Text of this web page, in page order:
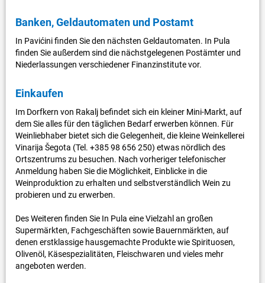
Banken, Geldautomaten und Postamt
In Pavićini finden Sie den nächsten Geldautomaten. In Pula
finden Sie außerdem sind die nächstgelegenen Postämter und
Niederlassungen verschiedener Finanzinstitute vor.
Einkaufen
Im Dorfkern von Rakalj befindet sich ein kleiner Mini-Markt, auf
dem Sie alles für den täglichen Bedarf erwerben können. Für
Weinliebhaber bietet sich die Gelegenheit, die kleine Weinkellerei
Vinarija Šegota (Tel. +385 98 656 250) etwas nördlich des
Ortszentrums zu besuchen. Nach vorheriger telefonischer
Anmeldung haben Sie die Möglichkeit, Einblicke in die
Weinproduktion zu erhalten und selbstverständlich Wein zu
probieren und zu erwerben.
Des Weiteren finden Sie In Pula eine Vielzahl an großen
Supermärkten, Fachgeschäften sowie Bauernmärkten, auf
denen erstklassige hausgemachte Produkte wie Spirituosen,
Olivenöl, Käsespezialitäten, Fleischwaren und vieles mehr
angeboten werden.